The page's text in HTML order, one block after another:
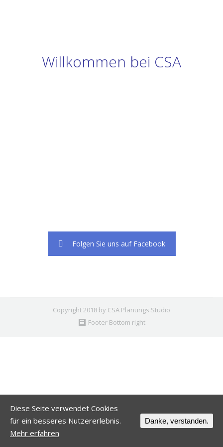
Willkommen bei CSA
Folgen Sie uns auf Facebook
Copyright 2018 by CSA Planungs.Studio
Footer Bottom right
Diese Seite verwendet Cookies
für ein besseres Nutzererlebnis.
Mehr erfahren
Danke, verstanden.